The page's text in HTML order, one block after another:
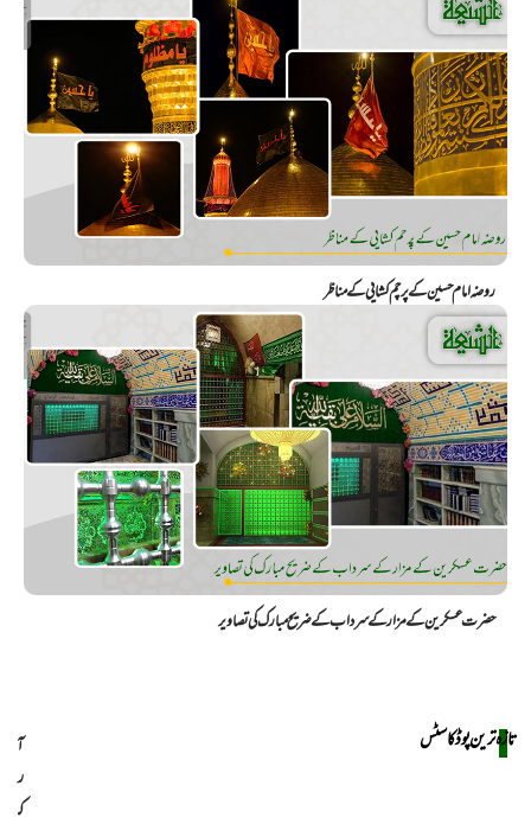
روضہ امام حسین کے پرچم کشايي کے مناظر
حضرت عسکرین کے مزار کے سرداب کے ضریح مبارک کی تصاویر
تازہ ترین پوڈکاسٹس
آ
ر
ک